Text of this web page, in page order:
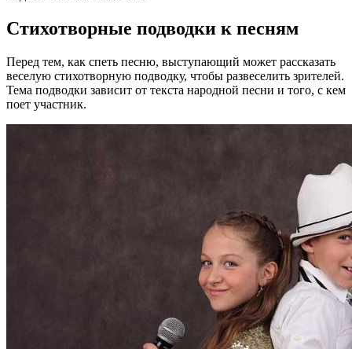
Стихотворные подводки к песням
Перед тем, как спеть песню, выступающий может рассказать
веселую стихотворную подводку, чтобы развеселить зрителей.
Тема подводки зависит от текста народной песни и того, с кем
поет участник.